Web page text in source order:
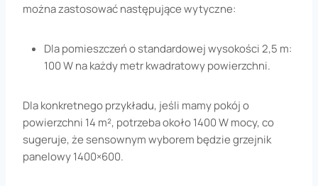
można zastosować następujące wytyczne:
Dla pomieszczeń o standardowej wysokości 2,5 m:
100 W na każdy metr kwadratowy powierzchni.
Dla konkretnego przykładu, jeśli mamy pokój o
powierzchni 14 m², potrzeba około 1400 W mocy, co
sugeruje, że sensownym wyborem będzie grzejnik
panelowy 1400×600.